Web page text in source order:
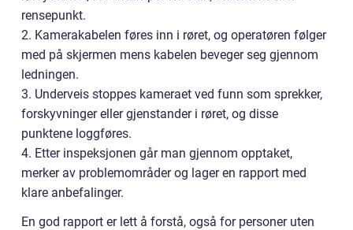
rensepunkt.
2. Kamerakabelen føres inn i røret, og operatøren følger
med på skjermen mens kabelen beveger seg gjennom
ledningen.
3. Underveis stoppes kameraet ved funn som sprekker,
forskyvninger eller gjenstander i røret, og disse
punktene loggføres.
4. Etter inspeksjonen går man gjennom opptaket,
merker av problemområder og lager en rapport med
klare anbefalinger.
En god rapport er lett å forstå, også for personer uten